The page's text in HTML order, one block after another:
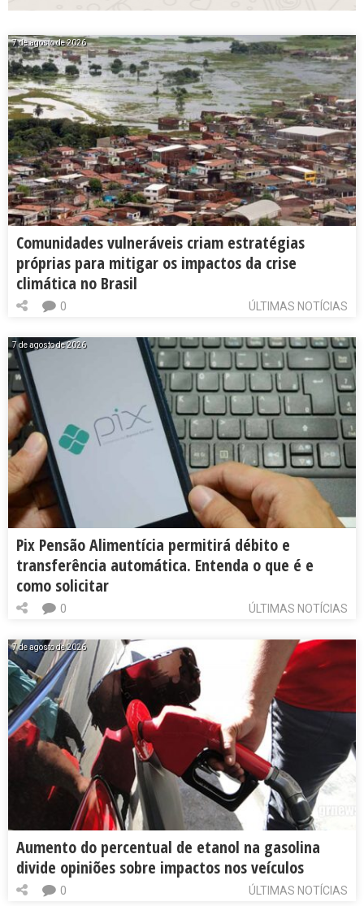
7 de agosto de 2026
Comunidades vulneráveis criam estratégias
próprias para mitigar os impactos da crise
climática no Brasil
ÚLTIMAS NOTÍCIAS
0
7 de agosto de 2026
Pix Pensão Alimentícia permitirá débito e
transferência automática. Entenda o que é e
como solicitar
ÚLTIMAS NOTÍCIAS
0
7 de agosto de 2026
Aumento do percentual de etanol na gasolina
divide opiniões sobre impactos nos veículos
ÚLTIMAS NOTÍCIAS
0